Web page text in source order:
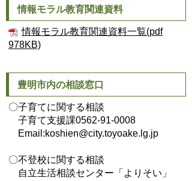
情報モラル教育関連資料
情報モラル教育関連資料一覧(pdf
978KB)
豊明市内の相談窓口
〇子育てに関する相談
子育て支援課0562-91-0008
Email:koshien@city.toyoake.lg.jp
〇不登校に関する相談
自立生活相談センター「よりそい」